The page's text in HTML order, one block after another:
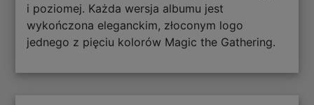
i poziomej. Każda wersja albumu jest
wykończona eleganckim, złoconym logo
jednego z pięciu kolorów Magic the Gathering.